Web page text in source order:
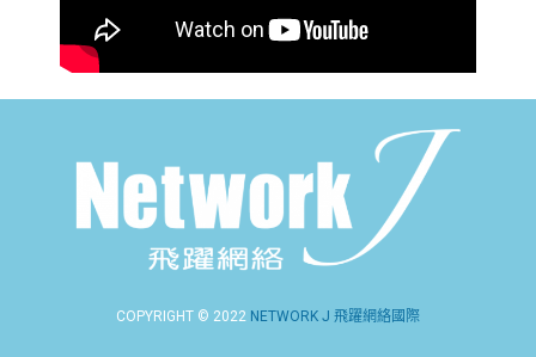
COPYRIGHT © 2022 NETWORK J 飛躍網絡國際